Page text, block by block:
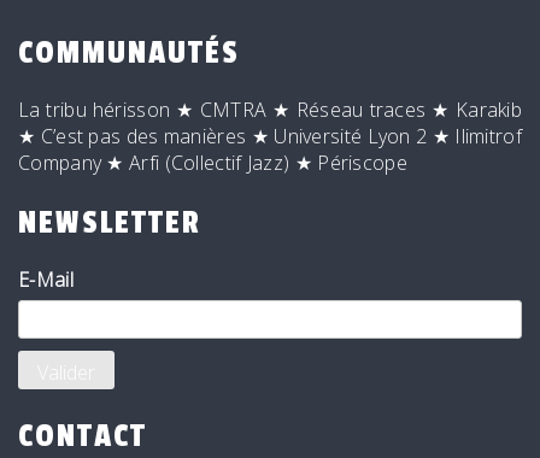
COMMUNAUTÉS
La tribu hérisson ★ CMTRA ★ Réseau traces ★ Karakib
★ C’est pas des manières ★ Université Lyon 2 ★ Ilimitrof
Company★Arfi (Collectif Jazz) ★ Périscope
NEWSLETTER
E-Mail
CONTACT